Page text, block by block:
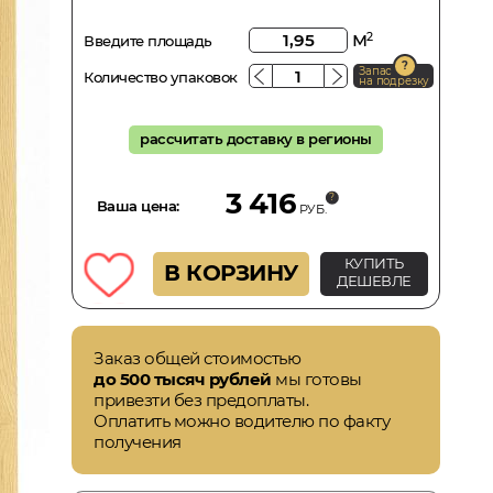
Введите площадь м2
Количество упаковок Запас
на подрезку
рассчитать доставку в регионы
Ваша цена: 3 416 РУБ.
В КОРЗИНУ
КУПИТЬ
ДЕШЕВЛЕ
Заказ общей стоимостью
до 500 тысяч рублей мы готовы
привезти без предоплаты.
Оплатить можно водителю по факту
получения